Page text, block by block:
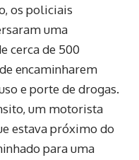
os policiais
uma
cerca de 500
encaminharem
e porte de drogas.
um motorista
estava próximo do
para uma